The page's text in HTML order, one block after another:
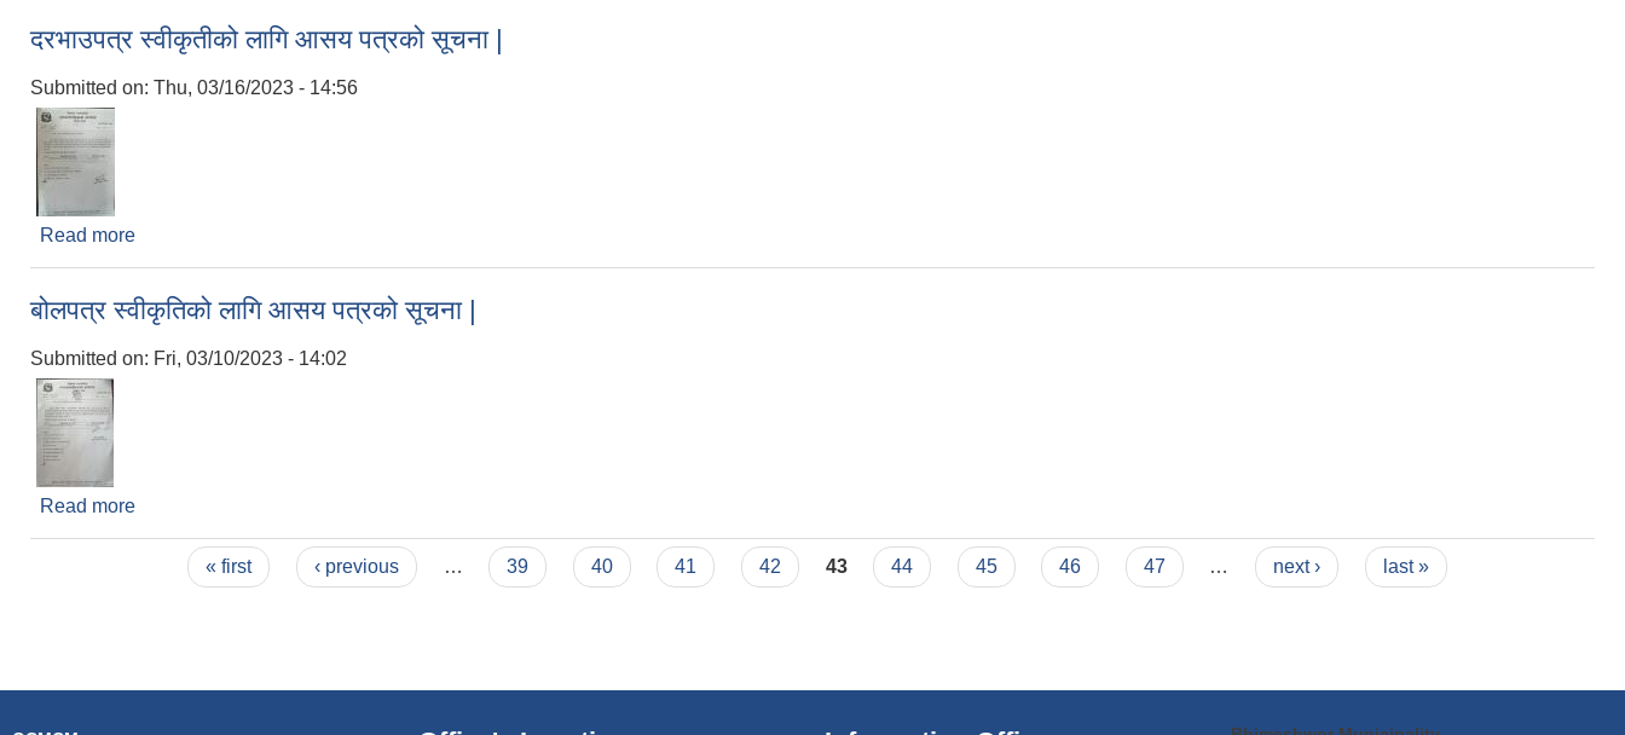
दरभाउपत्र स्वीकृतीको लागि आसय पत्रको सूचना |
Submitted on: Thu, 03/16/2023 - 14:56
Read more
बोलपत्र स्वीकृतिको लागि आसय पत्रको सूचना |
Submitted on: Fri, 03/10/2023 - 14:02
Read more
« first ‹ previous … 39 40 41 42 43 44 45 46 47 … next › last »